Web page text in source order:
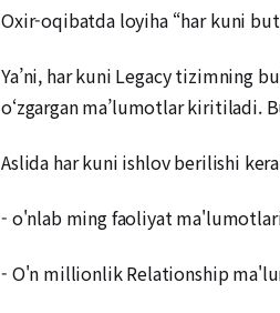
Oxir-oqibatda loyiha “har kuni
Ya’ni, har kuni Legacy tizimning
o‘zgargan ma’lumotlar kiritiladi.
Aslida har kuni ishlov berilishi
- o'nlab ming faoliyat
- O'n millionlik Relationship